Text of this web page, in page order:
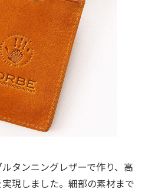
タンニングレザーで作り、高
現しました。細部の素材まで